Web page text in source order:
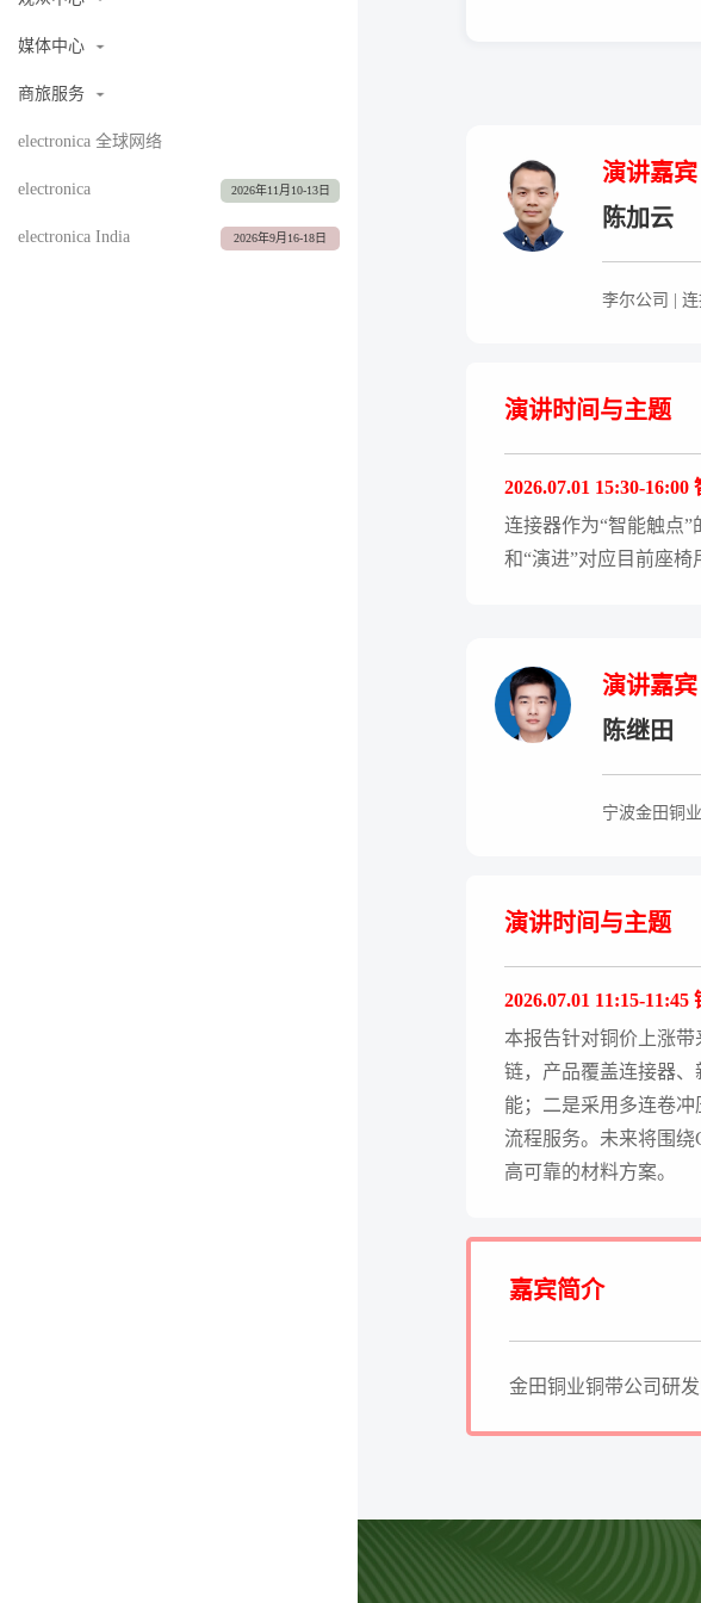
媒体中心
商旅服务
electronica 全球网络
electronica 2026年11月10-13日
electronica India 2026年9月16-18日
演讲嘉宾
陈加云
李尔公司 |
演讲时间与主题
2026.07.01 15:30-
连接器作为“智能触点
和“演进”对应目前座
演讲嘉宾
陈继田
宁波金田铜
演讲时间与主题
2026.07.01 11:15-
本报告针对铜价上涨
链，产品覆盖连接器
能；二是采用多连卷
流程服务。未来将围绕
高可靠的材料方案。
嘉宾简介
金田铜业铜带公司研